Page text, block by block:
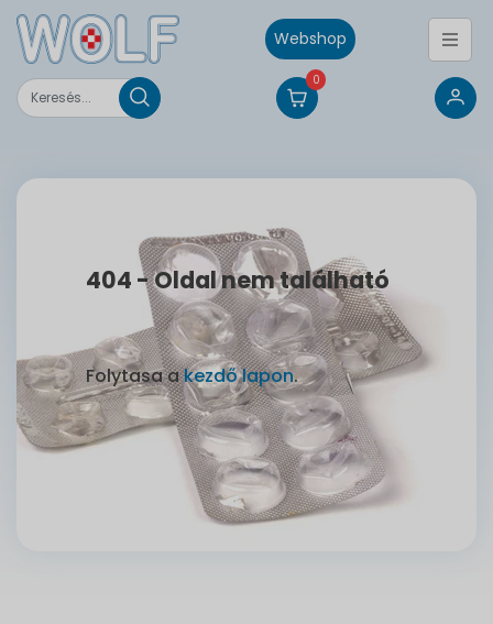
Webshop
0
404 - Oldal nem található
Folytasa akezdő lapon.